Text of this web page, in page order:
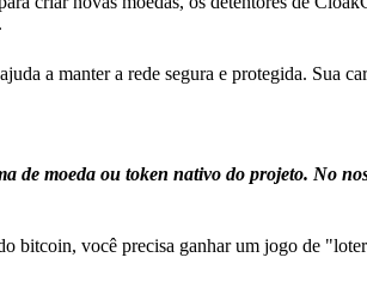
a manter a rede segura e protegida. Sua
de moeda ou token nativo do projeto. No
bitcoin, você precisa ganhar um jogo de